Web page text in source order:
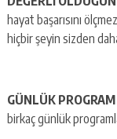
hayat başarısını
hiçbir şeyin sizden
GÜNLÜK
birkaç günlük